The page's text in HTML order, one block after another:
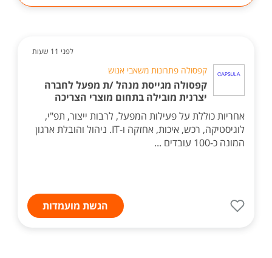
לפני 11 שעות
קפסולה פתרונות משאבי אנוש
קפסולה מגייסת מנהל /ת מפעל לחברה
יצרנית מובילה בתחום מוצרי הצריכה
אחריות כוללת על פעילות המפעל, לרבות ייצור, תפ"י,
לוגיסטיקה, רכש, איכות, אחזקה ו-IT. ניהול והובלת ארגון
המונה כ-100 עובדים ...
הגשת מועמדות